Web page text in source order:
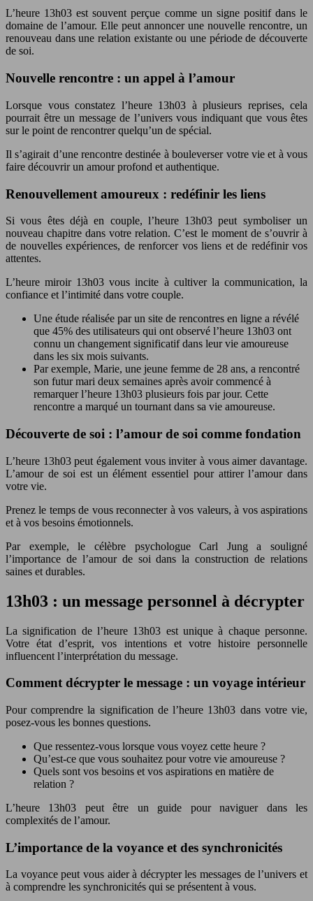
L’heure 13h03 est souvent perçue comme un signe positif dans le
domaine de l’amour. Elle peut annoncer une nouvelle rencontre, un
renouveau dans une relation existante ou une période de découverte
de soi.
Nouvelle rencontre : un appel à l’amour
Lorsque vous constatez l’heure 13h03 à plusieurs reprises, cela
pourrait être un message de l’univers vous indiquant que vous êtes
sur le point de rencontrer quelqu’un de spécial.
Il s’agirait d’une rencontre destinée à bouleverser votre vie et à vous
faire découvrir un amour profond et authentique.
Renouvellement amoureux : redéfinir les liens
Si vous êtes déjà en couple, l’heure 13h03 peut symboliser un
nouveau chapitre dans votre relation. C’est le moment de s’ouvrir à
de nouvelles expériences, de renforcer vos liens et de redéfinir vos
attentes.
L’heure miroir 13h03 vous incite à cultiver la communication, la
confiance et l’intimité dans votre couple.
Une étude réalisée par un site de rencontres en ligne a révélé
que 45% des utilisateurs qui ont observé l’heure 13h03 ont
connu un changement significatif dans leur vie amoureuse
dans les six mois suivants.
Par exemple, Marie, une jeune femme de 28 ans, a rencontré
son futur mari deux semaines après avoir commencé à
remarquer l’heure 13h03 plusieurs fois par jour. Cette
rencontre a marqué un tournant dans sa vie amoureuse.
Découverte de soi : l’amour de soi comme fondation
L’heure 13h03 peut également vous inviter à vous aimer davantage.
L’amour de soi est un élément essentiel pour attirer l’amour dans
votre vie.
Prenez le temps de vous reconnecter à vos valeurs, à vos aspirations
et à vos besoins émotionnels.
Par exemple, le célèbre psychologue Carl Jung a souligné
l’importance de l’amour de soi dans la construction de relations
saines et durables.
13h03 : un message personnel à décrypter
La signification de l’heure 13h03 est unique à chaque personne.
Votre état d’esprit, vos intentions et votre histoire personnelle
influencent l’interprétation du message.
Comment décrypter le message : un voyage intérieur
Pour comprendre la signification de l’heure 13h03 dans votre vie,
posez-vous les bonnes questions.
Que ressentez-vous lorsque vous voyez cette heure ?
Qu’est-ce que vous souhaitez pour votre vie amoureuse ?
Quels sont vos besoins et vos aspirations en matière de
relation ?
L’heure 13h03 peut être un guide pour naviguer dans les
complexités de l’amour.
L’importance de la voyance et des synchronicités
La voyance peut vous aider à décrypter les messages de l’univers et
à comprendre les synchronicités qui se présentent à vous.